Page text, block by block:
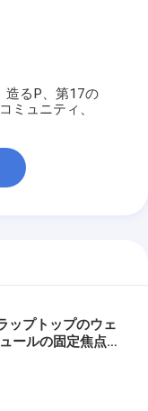
造るP、第17の
ミュニティ、
ップトップのウェ
ールの固定焦点